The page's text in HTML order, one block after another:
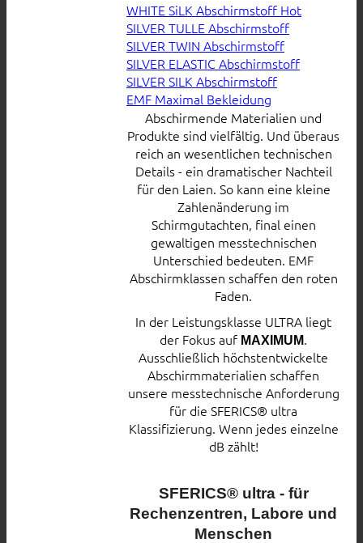
WHITE SiLK Abschirmstoff
SILVER TULLE Abschirmstoff
SILVER TWIN Abschirmstoff
SILVER ELASTIC Abschirmstoff
SILVER SILK Abschirmstoff
EMF Maximal Bekleidung
Abschirmende Materialien und
Produkte sind vielfältig. Und überaus
reich an wesentlichen technischen
Details - ein dramatischer Nachteil
für den Laien. So kann eine kleine
Zahlenänderung im
Schirmgutachten, final einen
gewaltigen messtechnischen
Unterschied bedeuten. EMF
Abschirmklassen schaffen den roten
Faden.
In der Leistungsklasse ULTRA liegt
der Fokus auf MAXIMUM.
Ausschließlich höchstentwickelte
Abschirmmaterialien schaffen
unsere messtechnische Anforderung
für die SFERICS® ultra
Klassifizierung. Wenn jedes einzelne
dB zählt!
SFERICS® ultra - für
Rechenzentren, Labore und
Menschen